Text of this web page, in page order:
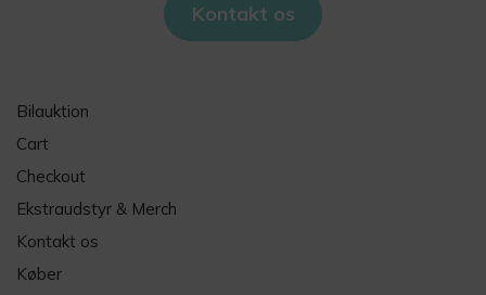
Kontakt os
Bilauktion
Cart
Checkout
Ekstraudstyr & Merch
Kontakt os
Køber